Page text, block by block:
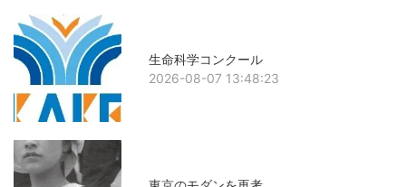
生命科学コンクール
2026-08-07 13:48:23